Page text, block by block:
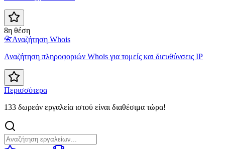
8η θέση
📇Αναζήτηση Whois
Αναζήτηση πληροφοριών Whois για τομείς και διευθύνσεις IP
Περισσότερα
133 δωρεάν εργαλεία ιστού είναι διαθέσιμα τώρα!